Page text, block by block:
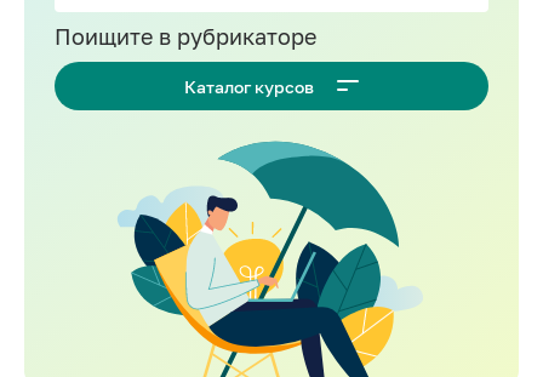
Поищите в рубрикаторе
Каталог курсов